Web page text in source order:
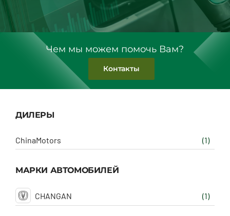
Чем мы можем помочь Вам?
Контакты
ДИЛЕРЫ
ChinaMotors (1)
МАРКИ АВТОМОБИЛЕЙ
CHANGAN (1)